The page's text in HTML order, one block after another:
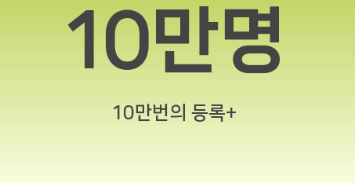
10만명
10만번의 등록+